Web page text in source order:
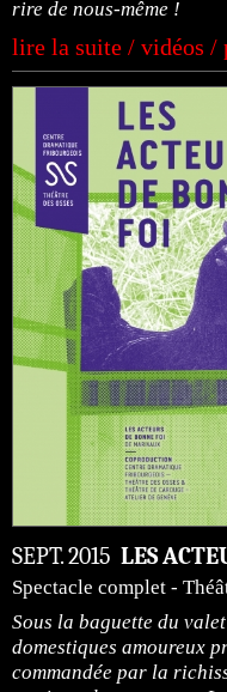
rire de nous-même !
lire la suite / vidéos /
SEPT. 2015 LES
Spectacle complet -
Sous la baguette du
domestiques amoureux
commandée par la